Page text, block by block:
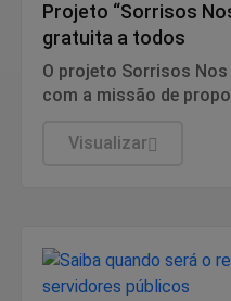
Projeto “Sorrisos
gratuita a todos
O projeto Sorrisos Nos
com a missão de
escola, para crianças,
Visualizar